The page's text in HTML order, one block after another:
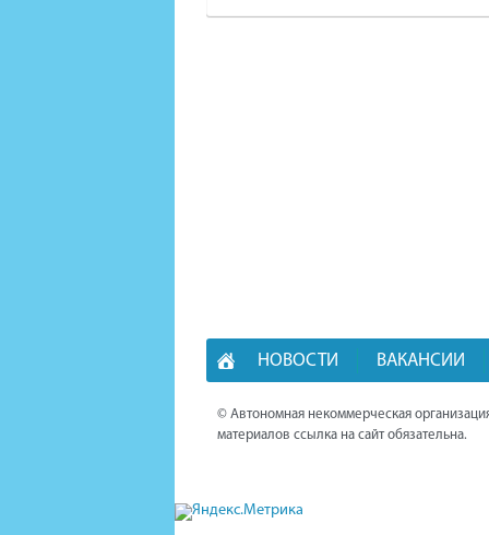
НОВОСТИ ВАКАНСИИ
© Автономная некоммерческая
материалов ссылка на сайт обязательна.